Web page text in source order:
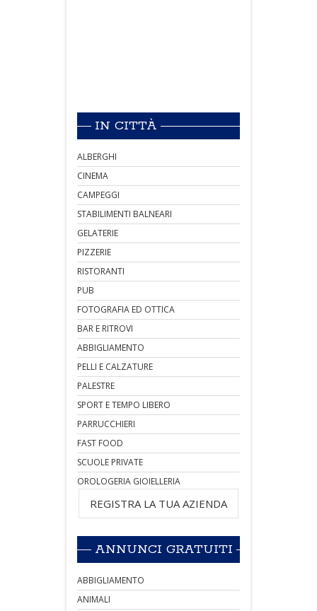
IN CITTÀ
ALBERGHI
CINEMA
CAMPEGGI
STABILIMENTI BALNEARI
GELATERIE
PIZZERIE
RISTORANTI
PUB
FOTOGRAFIA ED OTTICA
BAR E RITROVI
ABBIGLIAMENTO
PELLI E CALZATURE
PALESTRE
SPORT E TEMPO LIBERO
PARRUCCHIERI
FAST FOOD
SCUOLE PRIVATE
OROLOGERIA GIOIELLERIA
REGISTRA LA TUA AZIENDA
ANNUNCI GRATUITI
ABBIGLIAMENTO
ANIMALI